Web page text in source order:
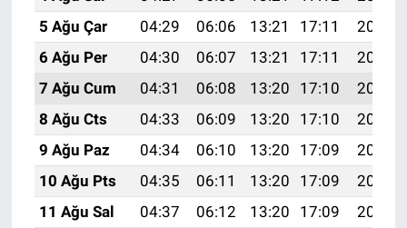
5 Ağu Çar
04:29 06:06 13:21 17:11
20:25
6 Ağu Per
04:30 06:07 13:21 17:11
20:24
7 Ağu Cum
04:31 06:08 13:20 17:10
20:23
8 Ağu Cts
04:33 06:09 13:20 17:10
20:22
9 Ağu Paz
04:34 06:10 13:20 17:09
20:21
10 Ağu Pts
04:35 06:11 13:20 17:09
20:19
11 Ağu Sal
04:37 06:12 13:20 17:09
20:18